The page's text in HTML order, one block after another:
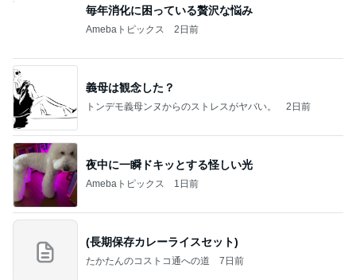
毎年消化に困っている贅沢な悩み
Amebaトピックス 2日前
義母は観念した？
トンデモ義母ンヌからのストレスがヤバい。 2日前
夜中に一瞬ドキッとする怪しい光
Amebaトピックス 1日前
(長期保存カレーライスセット)
たかたんのコストコ通への道 7日前